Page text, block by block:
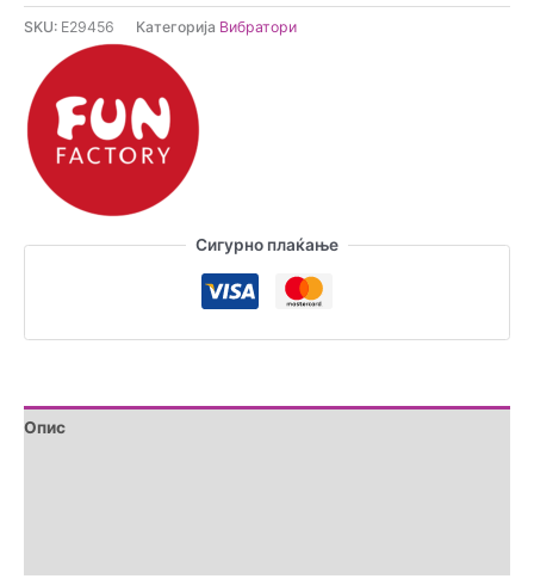
-
Stronic
Премиум
Вибратор
II
количина
SKU: E29456 Категорија Вибратори
Сигурно плаќање
Опис